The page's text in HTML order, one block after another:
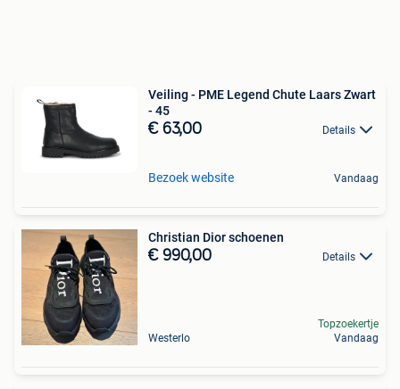
Veiling - PME Legend Chute Laars Zwart
- 45
€ 63,00 Details
Bezoek website Vandaag
Christian Dior schoenen
€ 990,00 Details
Westerlo
Topzoekertje
Vandaag